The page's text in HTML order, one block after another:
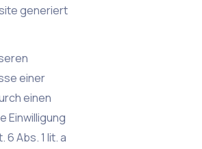
generiert
einer
einen
Einwilligung
Abs. 1 lit. a